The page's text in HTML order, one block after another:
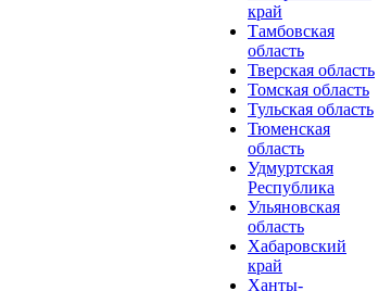
край
Тамбовская
область
Тверская область
Томская область
Тульская область
Тюменская
область
Удмуртская
Республика
Ульяновская
область
Хабаровский
край
Ханты-